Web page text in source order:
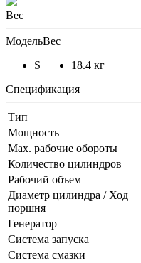
Вес
МодельВес
S
18.4 кг
Спецификация
Тип
Мощность
Мах. рабочие обороты
Количество цилиндров
Рабочий объем
Диаметр цилиндра / Ход
поршня
Генератор
Система запуска
Система смазки